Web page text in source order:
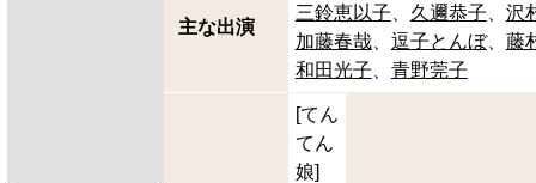
主な出演
三鈴恵以子
久邇恭子
沢
加藤春哉
逗子とんぼ
藤
和田光子
青野莞子
[てん
てん
娘]